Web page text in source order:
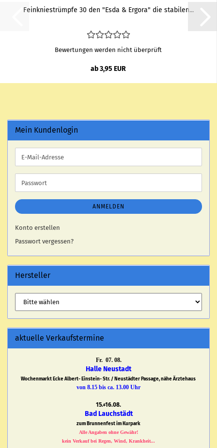
Fein­knie­strümp­fe 30 den "Esda & Er­go­ra" die sta­bi­len...
Bewertungen werden nicht überprüft
ab 3,95 EUR
Mein Kundenlogin
E-
Mail-
Adresse
Passwort
ANMELDEN
Konto erstellen
Passwort vergessen?
Hersteller
aktuelle Verkaufstermine
Fr. 07. 08.
Halle Neustadt
Wochenmarkt Ecke Albert- Einstein- Str. / Neustädter Passage, nähe Ärztehaus
von 8.15 bis ca. 13.00 Uhr
15.+16.08.
Bad Lauchstädt
zum Brunnenfest im Kurpark
Alle Angaben ohne Gewähr!
kein Verkauf bei Regen, Wind, Krankheit...